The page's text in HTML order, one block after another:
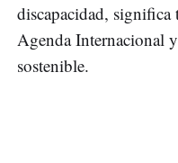
discapacidad, significa
Agenda Internacional
sostenible.